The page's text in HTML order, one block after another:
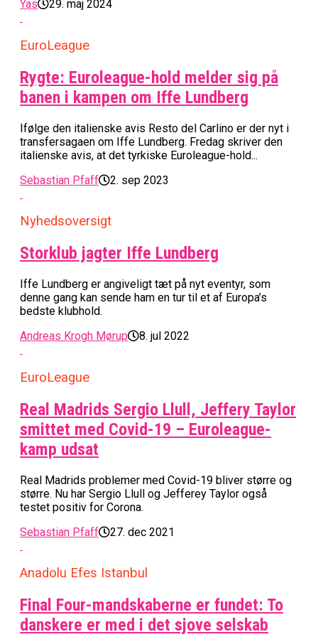
Yas
29. maj 2024
EuroLeague
Rygte: Euroleague-hold melder sig på
banen i kampen om Iffe Lundberg
Ifølge den italienske avis Resto del Carlino er der nyt i
transfersagaen om Iffe Lundberg. Fredag skriver den
italienske avis, at det tyrkiske Euroleague-hold...
Sebastian Pfaff
2. sep 2023
Nyhedsoversigt
Storklub jagter Iffe Lundberg
Iffe Lundberg er angiveligt tæt på nyt eventyr, som
denne gang kan sende ham en tur til et af Europa’s
bedste klubhold.
Andreas Krogh Mørup
8. jul 2022
EuroLeague
Real Madrids Sergio Llull, Jeffery Taylor
smittet med Covid-19 – Euroleague-
kamp udsat
Real Madrids problemer med Covid-19 bliver større og
større. Nu har Sergio Llull og Jefferey Taylor også
testet positiv for Corona.
Sebastian Pfaff
27. dec 2021
Anadolu Efes Istanbul
Final Four-mandskaberne er fundet: To
danskere er med i det sjove selskab